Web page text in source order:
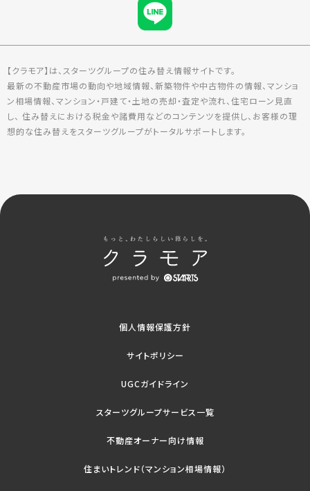
【クラモア】は、スターツグループの住み替え情報サイトです。
最新の不動産市場の動向や地域情報、新築物件や中古物件の情報、マンショ
ン相場情報、マンション・戸建て・土地の売却・査定や流れ、住宅ローン見直
し、 住み替えにおける税金や諸費用などのコンテンツを提供し、お客様の理
想的な住み替えをスターツグループがトータルサポートします。
個人情報保護方針
サイトポリシー
UGCガイドライン
スターツグループサービス一覧
不動産オーナー向け情報
住まいトレンド（マンション相場情報）